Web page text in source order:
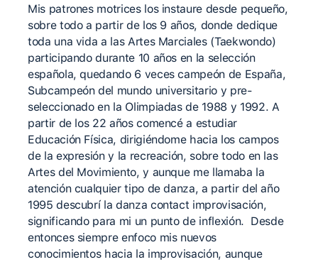
Mis patrones motrices los instaure desde pequeño,
sobre todo a partir de los 9 años, donde dedique
toda una vida a las Artes Marciales (Taekwondo)
participando durante 10 años en la selección
española, quedando 6 veces campeón de España,
Subcampeón del mundo universitario y pre-
seleccionado en la Olimpiadas de 1988 y 1992. A
partir de los 22 años comencé a estudiar
Educación Física, dirigiéndome hacia los campos
de la expresión y la recreación, sobre todo en las
Artes del Movimiento, y aunque me llamaba la
atención cualquier tipo de danza, a partir del año
1995 descubrí la danza contact improvisación,
significando para mi un punto de inflexión. Desde
entonces siempre enfoco mis nuevos
conocimientos hacia la improvisación, aunque